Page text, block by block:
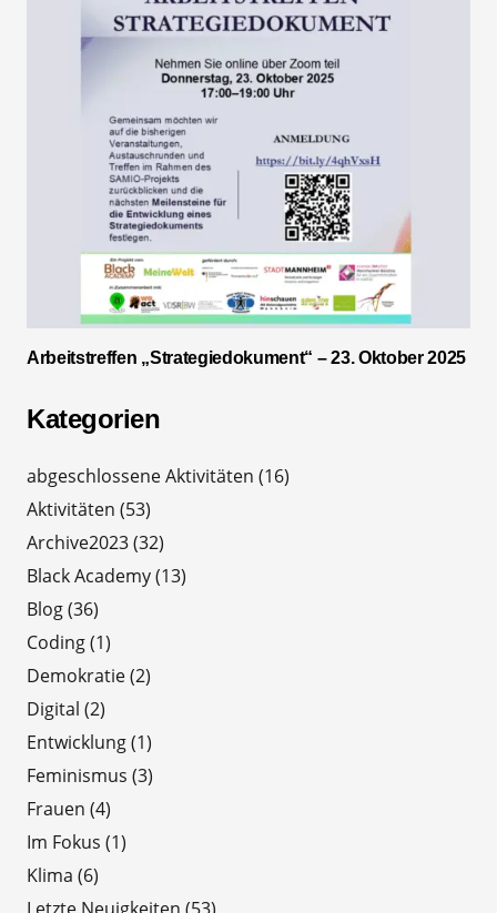
Arbeitstreffen „Strategiedokument“ – 23. Oktober 2025
Kategorien
abgeschlossene Aktivitäten (16)
Aktivitäten (53)
Archive2023(32)
Black Academy(13)
Blog(36)
Coding(1)
Demokratie(2)
Digital (2)
Entwicklung(1)
Feminismus (3)
Frauen (4)
Im Fokus (1)
Klima (6)